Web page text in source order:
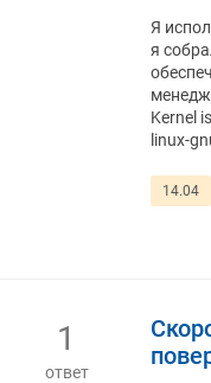
Я
я
Kernel
linux-
14.04
1
ответ